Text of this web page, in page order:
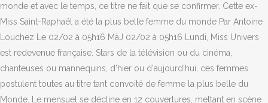
monde et avec le temps, ce titre ne fait que se confirmer. Cette ex-
Miss Saint-Raphaël a été la plus belle femme du monde Par Antoine
Louchez Le 02/02 à 05h16 MàJ 02/02 à 05h16 Lundi, Miss Univers
est redevenue française. Stars de la télévision ou du cinéma,
chanteuses ou mannequins, d'hier ou d'aujourd'hui, ces femmes
postulent toutes au titre tant convoité de femme la plus belle du
Monde. Le mensuel se décline en 12 couvertures, mettant en scène